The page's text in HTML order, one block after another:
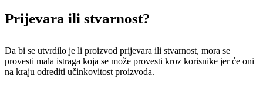
Prijevara ili stvarnost?
Da bi se utvrdilo je li proizvod prijevara ili stvarnost, mora se
provesti mala istraga koja se može provesti kroz korisnike jer će oni
na kraju odrediti učinkovitost proizvoda.